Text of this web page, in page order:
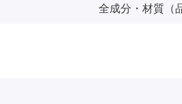
全成分・材質（